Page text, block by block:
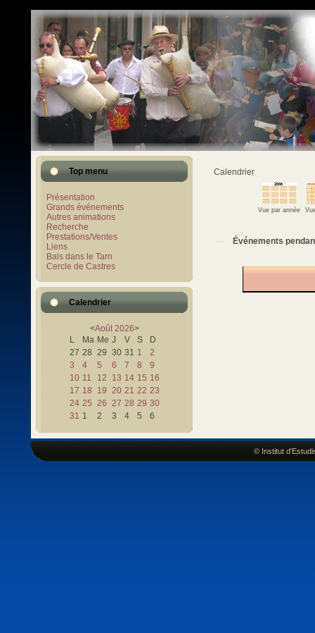
Top menu
Présentation
Grands événements
Autres animations
Recherche
Prestations/Ventes
Liens
Bals dans le Tarn
Cercle de Castres
Calendrier
<Août 2026>
L
Ma Me J V S
D
27 28 29 30 31 1
2
3
4 5 6 7 8
9
10 11 12 13 14 15 16
17 18 19 20 21 22 23
24 25 26 27 28 29 30
31 1 2 3 4 5 6
Calendrier
Vue par année
Événements
© Institut